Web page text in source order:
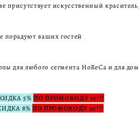
составе присутствует
порадуют ваших гостей
для любого сегмента HoReCa и для
5%ПО ПРОМОКОДУ 10!!!
8%ПО ПРОМОКОДУ 20!!!